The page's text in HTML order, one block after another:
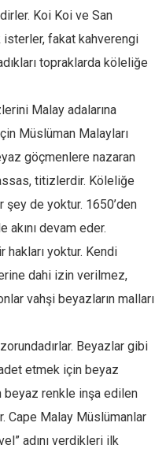
Koi Koi ve San
isterler, fakat kahverengi
topraklarda köleliğe
Malay adalarına
Müslüman Malayları
göçmenlere nazaran
titizlerdir. Köleliğe
şey de yoktur. 1650’den
akını devam eder.
hakları yoktur. Kendi
dahi izin verilmez,
vahşi beyazların malları
Beyazlar gibi
etmek için beyaz
beyaz renkle inşa edilen
Cape Malay Müslümanlar
adını verdikleri ilk